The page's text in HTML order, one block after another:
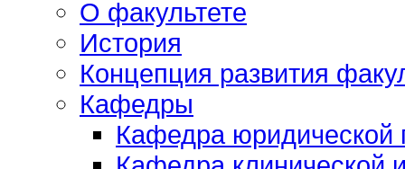
О факультете
История
Концепция развития
Кафедры
Кафедра юридической